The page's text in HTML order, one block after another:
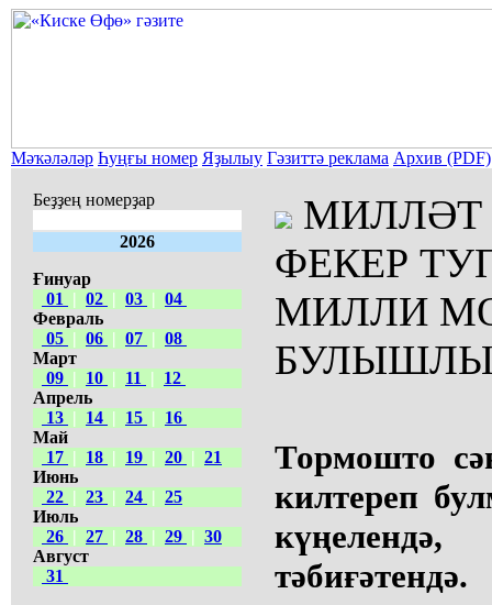
Мәҡәләләр Һуңғы номер Яҙылыу Гәзиттә реклама Архив (PDF)
Беҙҙең номерҙар
2026
Ғинуар
01
| 02 | 03 | 04
Февраль
05 | 06 | 07 | 08
Март
09 | 10 | 11 |
12
Апрель
13 | 14 | 15 |
16
Май
17 | 18 | 19 | 20 | 21
Июнь
22 | 23 | 24 | 25
Июль
26 | 27 | 28 | 29 | 30
Август
31
МИЛЛӘТ
ФЕКЕР
МИЛЛИ
Тормошто
килтереп